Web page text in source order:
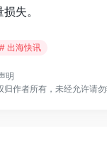
失。
# 出海快讯
明
归作者所有，未经允许请